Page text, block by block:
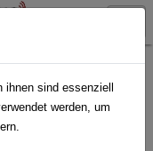
sind essenziell
werden, um